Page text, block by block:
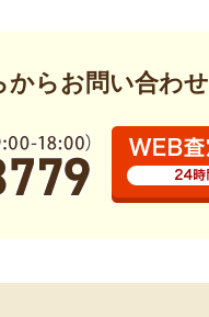
からお問い合わ